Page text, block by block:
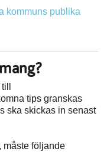
kommuns publika
tips granskas
ska skickas in senast
måste följande